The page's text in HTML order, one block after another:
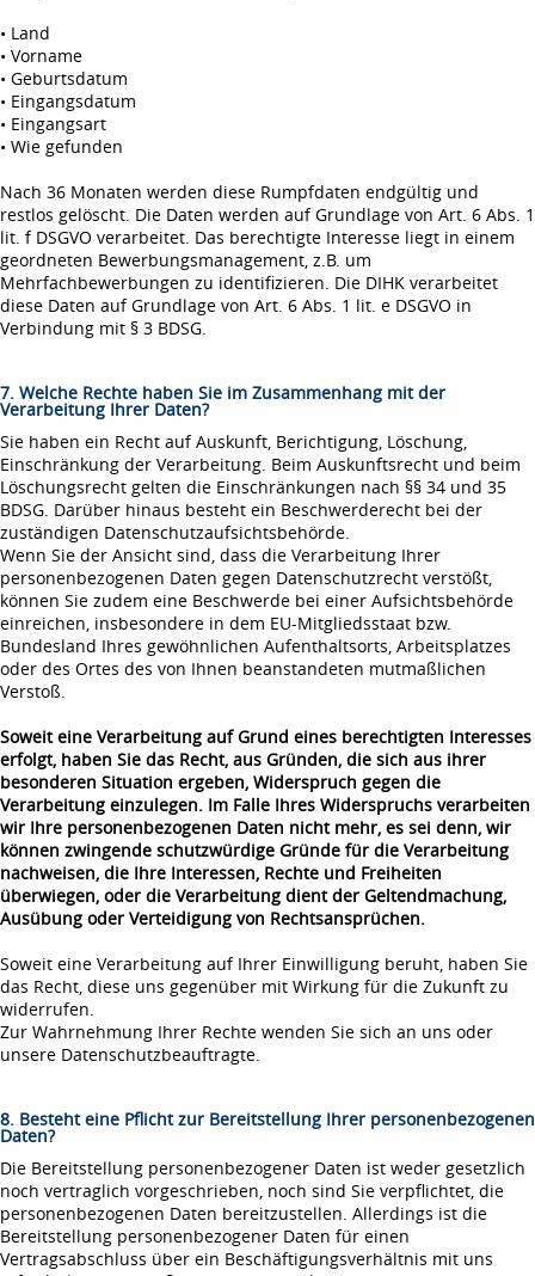
• Land
• Vorname
• Geburtsdatum
• Eingangsdatum
• Eingangsart
• Wie gefunden
Nach 36 Monaten werden diese Rumpfdaten endgültig und
restlos gelöscht. Die Daten werden auf Grundlage von Art. 6 Abs. 1
lit. f DSGVO verarbeitet. Das berechtigte Interesse liegt in einem
geordneten Bewerbungsmanagement, z.B. um
Mehrfachbewerbungen zu identifizieren. Die DIHK verarbeitet
diese Daten auf Grundlage von Art. 6 Abs. 1 lit. e DSGVO in
Verbindung mit § 3 BDSG.
7. Welche Rechte haben Sie im Zusammenhang mit der
Verarbeitung Ihrer Daten?
Sie haben ein Recht auf Auskunft, Berichtigung, Löschung,
Einschränkung der Verarbeitung. Beim Auskunftsrecht und beim
Löschungsrecht gelten die Einschränkungen nach §§ 34 und 35
BDSG. Darüber hinaus besteht ein Beschwerderecht bei der
zuständigen Datenschutzaufsichtsbehörde.
Wenn Sie der Ansicht sind, dass die Verarbeitung Ihrer
personenbezogenen Daten gegen Datenschutzrecht verstößt,
können Sie zudem eine Beschwerde bei einer Aufsichtsbehörde
einreichen, insbesondere in dem EU-Mitgliedsstaat bzw.
Bundesland Ihres gewöhnlichen Aufenthaltsorts, Arbeitsplatzes
oder des Ortes des von Ihnen beanstandeten mutmaßlichen
Verstoß.
Soweit eine Verarbeitung auf Grund eines berechtigten Interesses
erfolgt, haben Sie das Recht, aus Gründen, die sich aus ihrer
besonderen Situation ergeben, Widerspruch gegen die
Verarbeitung einzulegen. Im Falle Ihres Widerspruchs verarbeiten
wir Ihre personenbezogenen Daten nicht mehr, es sei denn, wir
können zwingende schutzwürdige Gründe für die Verarbeitung
nachweisen, die Ihre Interessen, Rechte und Freiheiten
überwiegen, oder die Verarbeitung dient der Geltendmachung,
Ausübung oder Verteidigung von Rechtsansprüchen.
Soweit eine Verarbeitung auf Ihrer Einwilligung beruht, haben Sie
das Recht, diese uns gegenüber mit Wirkung für die Zukunft zu
widerrufen.
Zur Wahrnehmung Ihrer Rechte wenden Sie sich an uns oder
unsere Datenschutzbeauftragte.
8. Besteht eine Pflicht zur Bereitstellung Ihrer personenbezogenen
Daten?
Die Bereitstellung personenbezogener Daten ist weder gesetzlich
noch vertraglich vorgeschrieben, noch sind Sie verpflichtet, die
personenbezogenen Daten bereitzustellen. Allerdings ist die
Bereitstellung personenbezogener Daten für einen
Vertragsabschluss über ein Beschäftigungsverhältnis mit uns